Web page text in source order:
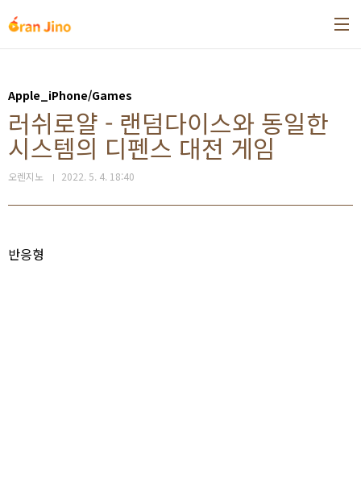
Apple_iPhone/Games
러쉬로얄 - 랜덤다이스와 동일한
시스템의 디펜스 대전 게임
오렌지노 2022. 5. 4. 18:40
반응형